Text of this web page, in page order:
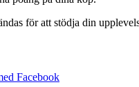
för att stödja din
Facebook